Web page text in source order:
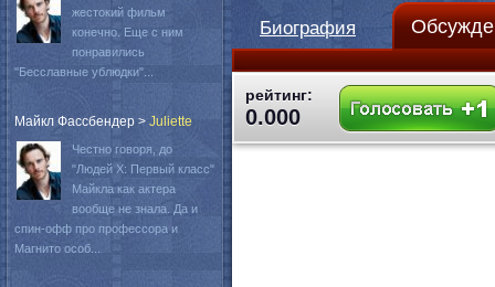
Биография
рейтинг:
0.000
жестокий фильм
конечно. Еще с ним
понравились
"Бесславные ублюдки"...
Майкл Фассбендер > Juliette
Честно говоря, до
"Людей Х: Первый класс"
Майкла как актера
вообще не знала. Да и
спин-офф про профессора и
Магнито особ...